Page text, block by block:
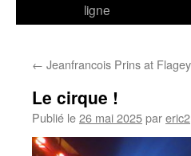
ligne
← Jeanfrancois Prins at
Le cirque !
Publié le26 mai 2025pareric2